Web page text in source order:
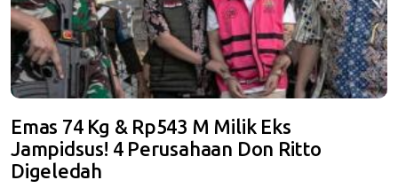
Emas 74 Kg & Rp543 M Milik Eks
Jampidsus! 4 Perusahaan Don Ritto
Digeledah